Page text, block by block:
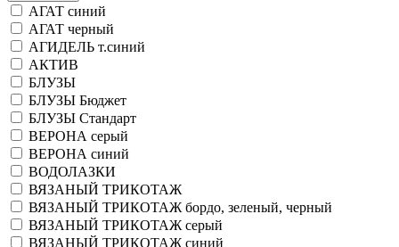
АГАТ синий
АГАТ черный
АГИДЕЛЬ т.синий
АКТИВ
БЛУЗЫ
БЛУЗЫ Бюджет
БЛУЗЫ Стандарт
ВЕРОНА серый
ВЕРОНА синий
ВОДОЛАЗКИ
ВЯЗАНЫЙ ТРИКОТАЖ
ВЯЗАНЫЙ ТРИКОТАЖ бордо, зеленый, черный
ВЯЗАНЫЙ ТРИКОТАЖ серый
ВЯЗАНЫЙ ТРИКОТАЖ синий